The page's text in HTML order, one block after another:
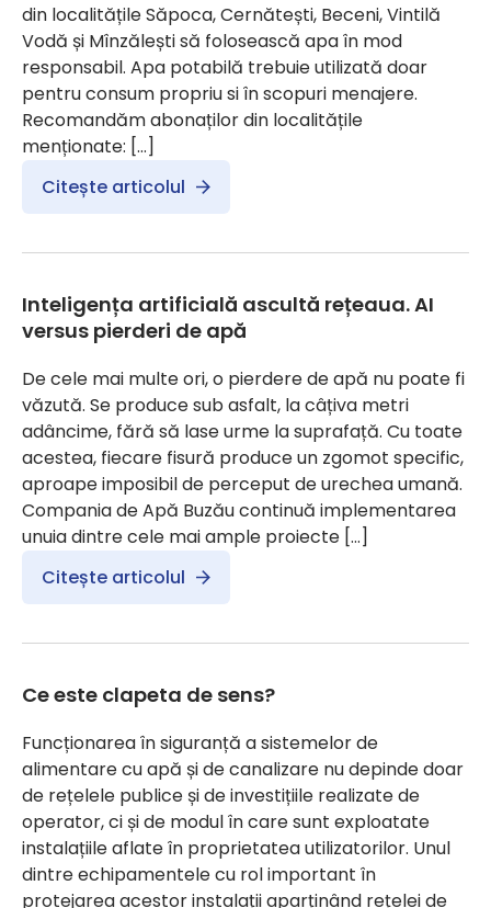
din localitățile Săpoca, Cernătești, Beceni, Vintilă
Vodă și Mînzălești să folosească apa în mod
responsabil. Apa potabilă trebuie utilizată doar
pentru consum propriu si în scopuri menajere.
Recomandăm abonaților din localitățile
menționate: […]
Citește articolul
Inteligența artificială ascultă rețeaua. AI
versus pierderi de apă
De cele mai multe ori, o pierdere de apă nu poate fi
văzută. Se produce sub asfalt, la câțiva metri
adâncime, fără să lase urme la suprafață. Cu toate
acestea, fiecare fisură produce un zgomot specific,
aproape imposibil de perceput de urechea umană.
Compania de Apă Buzău continuă implementarea
unuia dintre cele mai ample proiecte […]
Citește articolul
Ce este clapeta de sens?
Funcționarea în siguranță a sistemelor de
alimentare cu apă și de canalizare nu depinde doar
de rețelele publice și de investițiile realizate de
operator, ci și de modul în care sunt exploatate
instalațiile aflate în proprietatea utilizatorilor. Unul
dintre echipamentele cu rol important în
protejarea acestor instalații aparținând rețelei de